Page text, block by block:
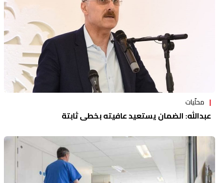
محلّيات
عبدالله: الضمان يستعيد عافيته بخطى ثابتة